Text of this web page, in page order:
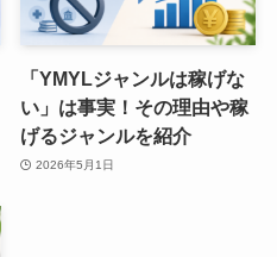
「YMYLジャンルは稼げな
い」は事実！その理由や稼
げるジャンルを紹介
2026年5月1日